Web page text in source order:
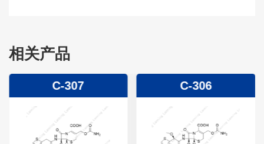
相关产品
C-307 C-306